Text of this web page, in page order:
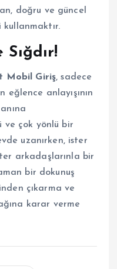
doğru ve güncel
Mobil Giriş, sadece
anlayışının
ve çok yönlü bir
uzanırken, ister
arkadaşlarınla bir
bir dokunuş
çıkarma ve
karar verme